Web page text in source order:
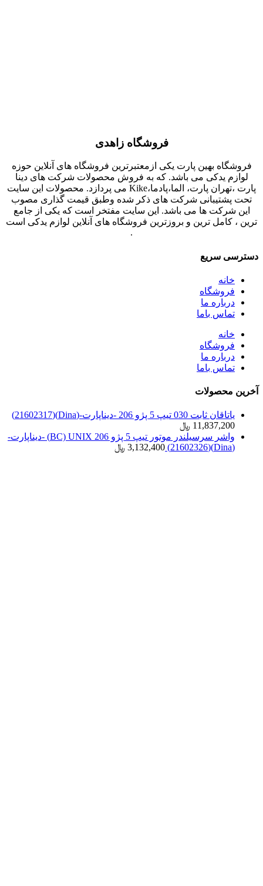
فروشگاه زاهدی
فروشگاه بهین پارت یکی ازمعتبرترین فروشگاه های آنلاین حوزه
لوازم یدکی می باشد. که به فروش محصولات شرکت های دینا
پارت ،تهران پارت، الما،پادما،Kike می پردازد. محصولات این سایت
تحت پشتیبانی شرکت های ذکر شده وطبق قیمت گذاری مصوب
این شرکت ها می باشد. این سایت مفتخر است که یکی از جامع
ترین ، کامل ترین و بروزترین فروشگاه های آنلاین لوازم یدکی است
.
دسترسی سریع
خانه
فروشگاه
درباره ما
تماس باما
خانه
فروشگاه
درباره ما
تماس باما
آخرین محصولات
یاتاقان ثابت 030 تیپ 5 پژو 206 -دیناپارت-(Dina)(21602317)
11,837,200 ﷼
واشر سرسیلندر موتور تیپ 5 پژو 206 BC) UNIX) -دیناپارت-
(Dina)(21602326)
3,132,400 ﷼